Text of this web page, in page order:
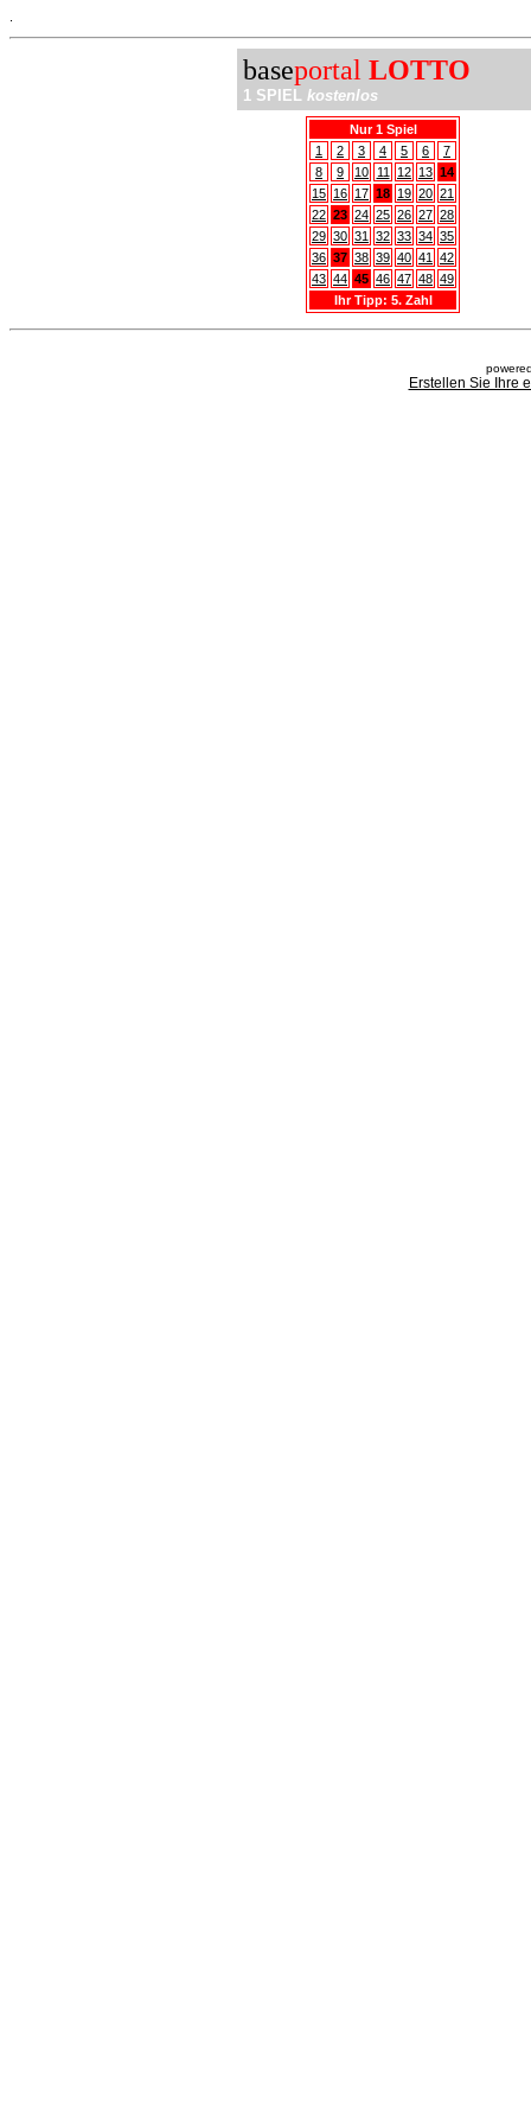
baseportal LOTTO
1 SPIEL kostenlos
Nur 1 Spiel
1
2 3 4 5 6
7
8
9 10 11 12 13 14
15 16 17 18 19 20 21
22 23 24 25 26 27 28
29 30 31 32 33 34 35
36 37 38 39 40 41
42
43 44 45 46 47 48 49
Ihr Tipp: 5. Zahl
Erstellen Sie Ihre